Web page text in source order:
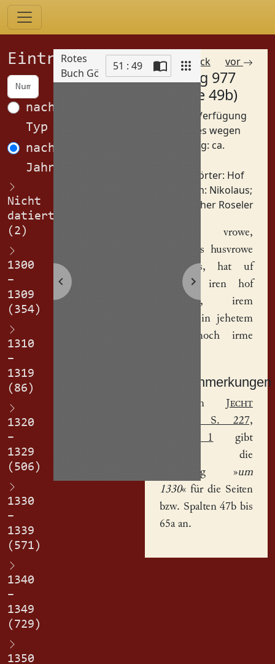
Einträge
nach
Typ
nach
Jahren
Nicht
datiert
(2)
1300
–
1309
(354)
1310
–
1319
(86)
1320
–
1329
(506)
1330
–
1339
(571)
1340
–
1349
(729)
1350
Rotes
Buch Görlitz
51 : 49 zurück vor
Eintrag 977
(Spalte 49b)
Betreff: Verfügung
von Todes wegen
Datierung: ca.
Schlagwörter: Hof
Personen: Nikolaus;
Walther Roseler
Die vrowe,
Waltheres husvrowe
Roseleres, hat uf
gegeben iren hof
Niclawes, irem
Wirthe, in jehetem
dinge noch irme
Sachanmerkungen
] In Jecht
(1891b), S. 227,
Anm. 1
gibt
derselbe die
Datierung »um
1330« für die Seiten
bzw. Spalten 47b bis
65a an.